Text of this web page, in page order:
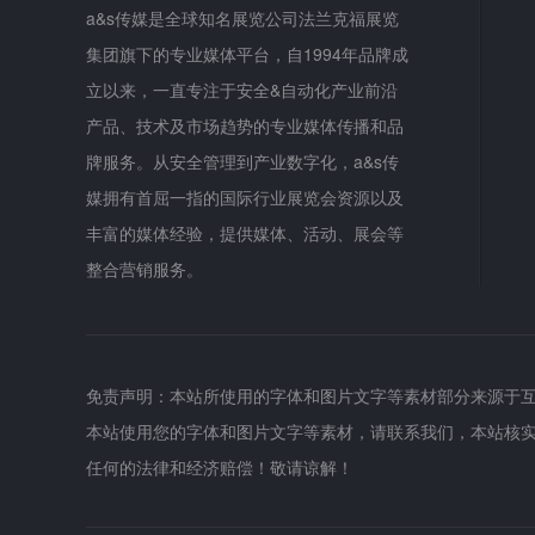
a&s传媒是全球知名展览公司法兰克福展览
集团旗下的专业媒体平台，自1994年品牌成
立以来，一直专注于安全&自动化产业前沿
产品、技术及市场趋势的专业媒体传播和品
牌服务。从安全管理到产业数字化，a&s传
媒拥有首屈一指的国际行业展览会资源以及
丰富的媒体经验，提供媒体、活动、展会等
整合营销服务。
免责声明：本站所使用的字体和图片文字等素材部分来源
本站使用您的字体和图片文字等素材，请联系我们，本站
任何的法律和经济赔偿！敬请谅解！